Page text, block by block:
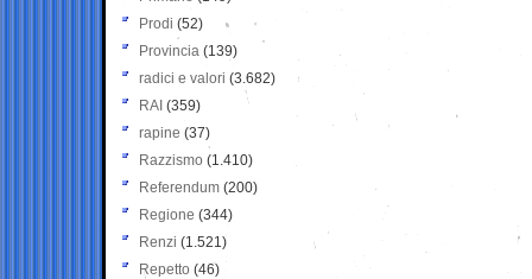
Prodi (52)
Provincia (139)
radici e valori (3.682)
RAI (359)
rapine (37)
Razzismo (1.410)
Referendum (200)
Regione (344)
Renzi (1.521)
Repetto (46)